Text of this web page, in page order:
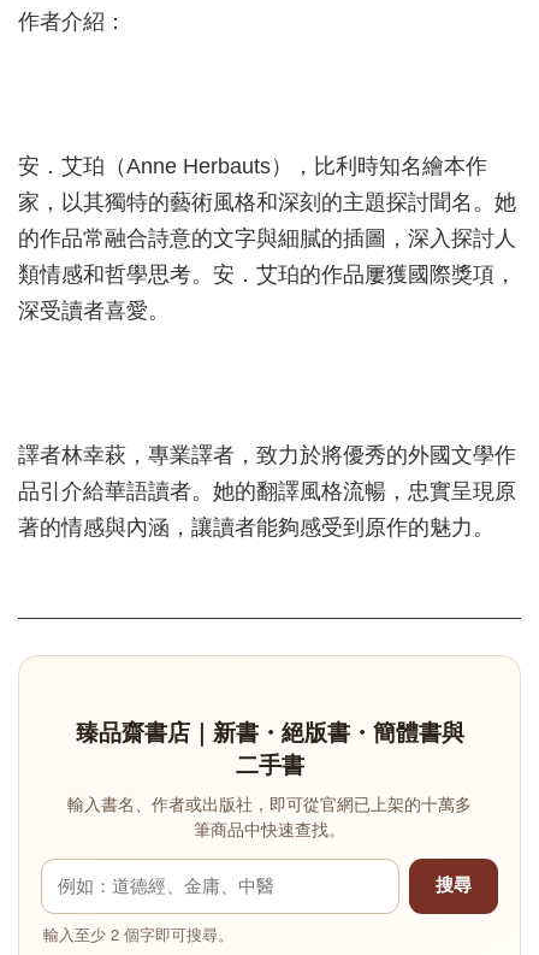
作者介紹：
安．艾珀（Anne Herbauts），比利時知名繪本作
家，以其獨特的藝術風格和深刻的主題探討聞名。她
的作品常融合詩意的文字與細膩的插圖，深入探討人
類情感和哲學思考。安．艾珀的作品屢獲國際獎項，
深受讀者喜愛。
譯者林幸萩，專業譯者，致力於將優秀的外國文學作
品引介給華語讀者。她的翻譯風格流暢，忠實呈現原
著的情感與內涵，讓讀者能夠感受到原作的魅力。